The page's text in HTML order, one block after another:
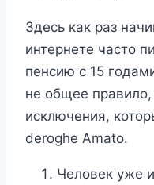
Здесь как раз
интернете часто
пенсию с 15
не общее
исключения,
deroghe Amato.
Человек уже